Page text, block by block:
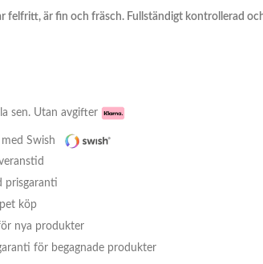
felfritt, är fin och fräsch. Fullständigt kontrollerad
sen. Utan avgifter
Swish
prisgaranti
köp
nya produkter
för begagnade produkter